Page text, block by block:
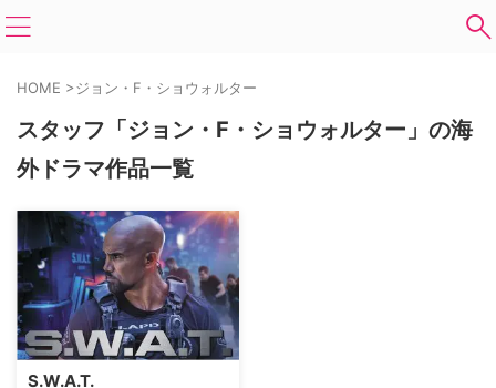
HOME >ジョン・F・ショウォルター
スタッフ「ジョン・F・ショウォルター」の海
外ドラマ作品一覧
S.W.A.T.